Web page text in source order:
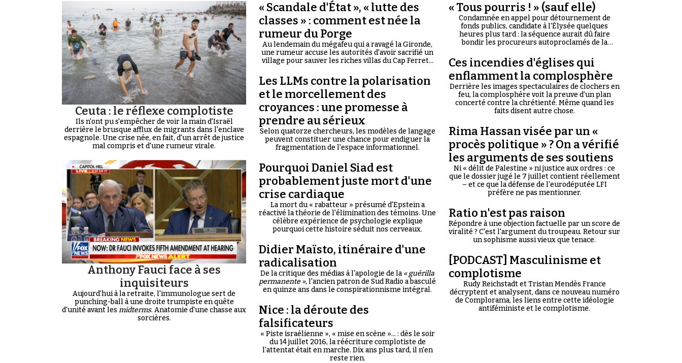
Ceuta : le réflexe complotiste
Ils n'ont pu s'empêcher de voir la main d'Israël
derrière le brusque afflux de migrants dans l'enclave
espagnole. Une crise née, en fait, d'un arrêt de justice
mal compris et d'une rumeur virale.
Anthony Fauci face à ses
inquisiteurs
Aujourd'hui à la retraite, l'immunologue sert de
punching-ball à une droite trumpiste en quête
d'unité avant les midterms. Anatomie d'une chasse aux
sorcières.
« Scandale d'État », « lutte des
classes » : comment est née la
rumeur du Porge
Au lendemain du mégafeu qui a ravagé la Gironde,
une rumeur accuse les autorités d'avoir sacrifié un
village pour sauver les riches villas du Cap Ferret...
Les LLMs contre la polarisation
et le morcellement des
croyances : une promesse à
prendre au sérieux
Selon quatorze chercheurs, les modèles de langage
peuvent constituer une chance pour endiguer la
fragmentation de l'espace informationnel.
Pourquoi Daniel Siad est
probablement juste mort d'une
crise cardiaque
La mort du « rabatteur » présumé d'Epstein a
réactivé la théorie de l'élimination des témoins. Une
célèbre expérience de psychologie explique
pourquoi cette histoire séduit nos cerveaux.
Didier Maïsto, itinéraire d'une
radicalisation
De la critique des médias à l'apologie de la« guérilla
permanente », l'ancien patron de Sud Radio a basculé
en quinze ans dans le conspirationnisme intégral.
Nice : la déroute des
falsificateurs
« Piste israélienne », « mise en scène »... : dès le soir
du 14 juillet 2016, la réécriture complotiste de
l'attentat était en marche. Dix ans plus tard, il n'en
reste rien.
« Tous pourris ! » (sauf elle)
Condamnée en appel pour détournement de
fonds publics, candidate à l'Élysée quelques
heures plus tard : la séquence aurait dû faire
bondir les procureurs autoproclamés de la
Ces incendies d'églises qui
enflamment la complosphère
Derrière les images spectaculaires de clochers en
feu, la complosphère voit la preuve d'un plan
concerté contre la chrétienté. Même quand les
faits disent autre chose.
Rima Hassan visée par un «
procès politique » ? On a vérifié
les arguments de ses soutiens
Ni « délit de Palestine » ni justice aux ordres : ce
que le dossier jugé le 7 juillet contient réellement
– et ce que la défense de l'eurodéputée LFI
préfère ne pas mentionner.
Ratio n'est pas raison
Répondre à une objection factuelle par un score de
viralité ? C'est l'argument du troupeau. Retour sur
un sophisme aussi vieux que tenace.
[PODCAST] Masculinisme et
complotisme
Rudy Reichstadt et Tristan Mendès France
décryptent et analysent, dans ce nouveau numéro
de Complorama, les liens entre cette idéologie
antiféministe et le complotisme.